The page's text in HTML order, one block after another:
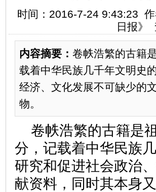
时间：2016-7-24 9:43:23
日报》
内容摘要： 卷帙浩繁的古籍
载着中华民族几千年文明史
经济、文化发展不可缺少的
物。
卷帙浩繁的古籍是
分，记载着中华民族
研究和促进社会政治
献资料，同时其本身